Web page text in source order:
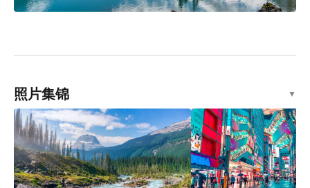
照片集锦 ▼